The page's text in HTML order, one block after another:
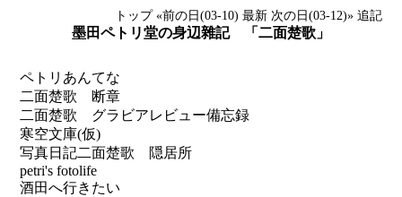
トップ «前の日(03-10) 最新 次の日(03-12)» 追記
墨田ペトリ堂の身辺雜記 「二面楚歌」
ペトリあんてな
二面楚歌 断章
二面楚歌 グラビアレビュー備忘録
寒空文庫(仮)
写真日記二面楚歌 隠居所
petri's fotolife
酒田へ行きたい